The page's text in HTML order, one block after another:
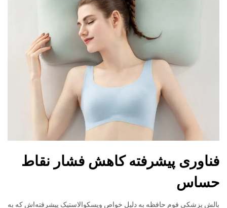
فناوری پیشرفته کاهش فشار نقاط
حساس
بالش پزشکی فوم حافظه به دلیل خواص ویسکوالاستیک پیشرفته‌اش که به